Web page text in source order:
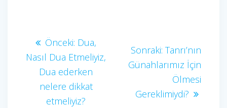
Yazı
gezinmesi
Önceki: Önceki
yazı:
Dua,
Nasıl Dua Etmeliyiz,
Dua ederken
nelere dikkat
etmeliyiz?
Sonraki: Sonraki
yazı:
Tanrı’nın
Günahlarımız İçin
Ölmesi
Gereklimiydi?